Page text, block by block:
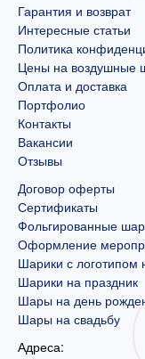
Гарантия и возврат
Интересные статьи
Политика
Цены на воздушные
Оплата и доставка
Портфолио
Контакты
Вакансии
Отзывы
Договор оферты
Сертификаты
Фольгированные
Оформление
Шарики с логотипом
Шарики на праздник
Шары на день
Шары на свадьбу
Адреса: